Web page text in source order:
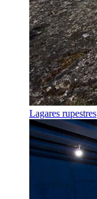
Lagares rupestres